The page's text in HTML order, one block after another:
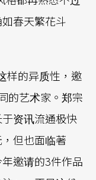
春天繁花斗
样的异质性，邀
的艺术家。郑宗
资讯流通极快
但也面临著
邀请的3件作品